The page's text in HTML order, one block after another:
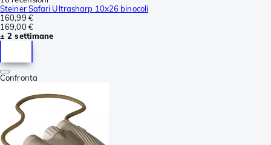
Steiner Safari Ultrasharp 10x26 binocoli
160,99 €
169,00 €
± 2 settimane
Confronta